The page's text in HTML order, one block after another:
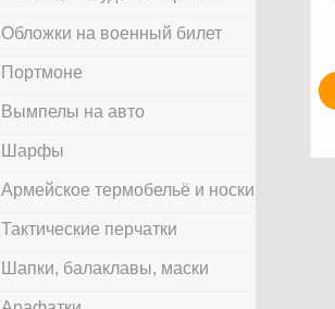
Обложки на военный билет
Портмоне
Вымпелы на авто
Шарфы
Армейское термобельё и носки
Тактические перчатки
Шапки, балаклавы, маски